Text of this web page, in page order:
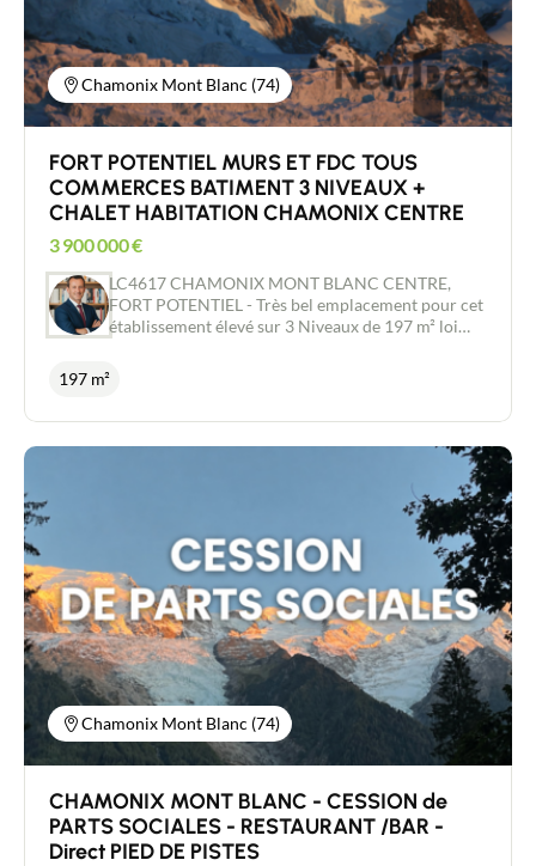
Chamonix Mont Blanc (74)
FORT POTENTIEL MURS ET FDC TOUS
COMMERCES BATIMENT 3 NIVEAUX +
CHALET HABITATION CHAMONIX CENTRE
3 900 000€
LC4617 CHAMONIX MONT BLANC CENTRE,
FORT POTENTIEL - Très bel emplacement pour cet
établissement élevé sur 3 Niveaux de 197 m² loi
bar et cuisine inclus. Bâtiment complètement
COEUR - Conseiller immobilier indépendant /
Agent commercial RSAC 443 480 553 Laurent
CAILLET 0661972277 - Vallée de Chamonix Mont
Blanc - Vallée de l'ARVE
197 m²
Chamonix Mont Blanc (74)
CHAMONIX MONT BLANC - CESSION de
PARTS SOCIALES - RESTAURANT /BAR -
Direct PIED DE PISTES